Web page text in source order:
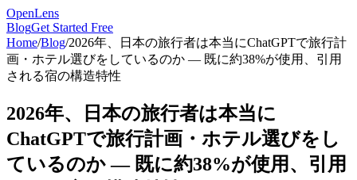
OpenLens
BlogGet Started Free
Home/Blog/2026年、日本の旅行者は本当にChatGPTで旅行計
画・ホテル選びをしているのか — 既に約38%が使用、引用
される宿の構造特性
2026年、日本の旅行者は本当に
ChatGPTで旅行計画・ホテル選びをし
ているのか — 既に約38%が使用、引用